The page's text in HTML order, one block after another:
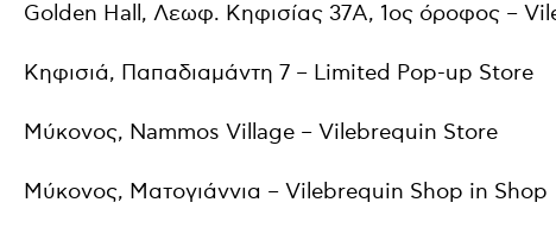
Golden Hall, Λεωφ. Κηφισίας 37A, 1ος όροφος –
Κηφισιά, Παπαδιαμάντη 7 – Limited Pop-up Store
Μύκονος, Nammos Village – Vilebrequin Store
Μύκονος, Ματογιάννια – Vilebrequin Shop in Shop